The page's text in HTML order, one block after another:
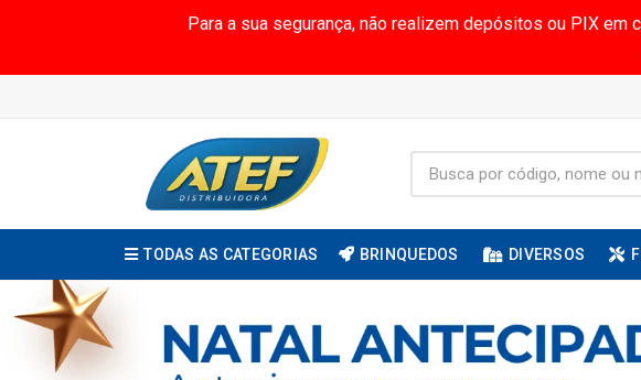
Para a sua segurança, não realizem depósitos ou PIX
TODAS AS CATEGORIAS BRINQUEDOS DIVERSOS